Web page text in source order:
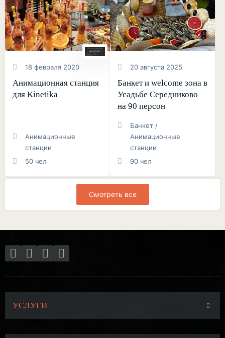
18 февраля 2020
Анимационная станция
для Kinetika
Анимационные
станции
50 чел
20 августа 2025
Банкет и welcome зона в
Усадьбе Середниково
на 90 персон
Банкет /
Анимационные
станции
90 чел
Смотреть все
УСЛУГИ